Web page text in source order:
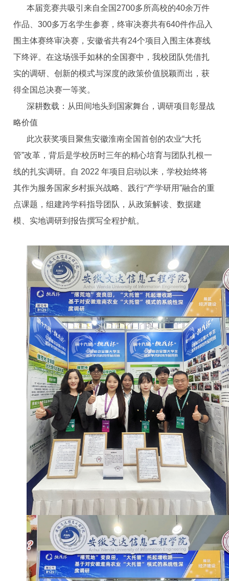
本届竞赛共吸引来自全国2700多所高校的40余万件
作品、300多万名学生参赛，终审决赛共有640件作品入
围主体赛终审决赛，安徽省共有24个项目入围主体赛线
下终评。在这场强手如林的全国赛中，我校团队凭借扎
实的调研、创新的模式与深度的政策价值脱颖而出，获
得全国总决赛一等奖。
深耕数载：从田间地头到国家舞台，调研项目彰显战
略价值
此次获奖项目聚焦安徽淮南全国首创的农业“大托
管”改革，背后是学校历时三年的精心培育与团队扎根一
线的扎实调研。自 2022 年项目启动以来，学校始终将
其作为服务国家乡村振兴战略、践行“产学研用”融合的重
点课题，组建跨学科指导团队，从政策解读、数据建
模、实地调研到报告撰写全程护航。